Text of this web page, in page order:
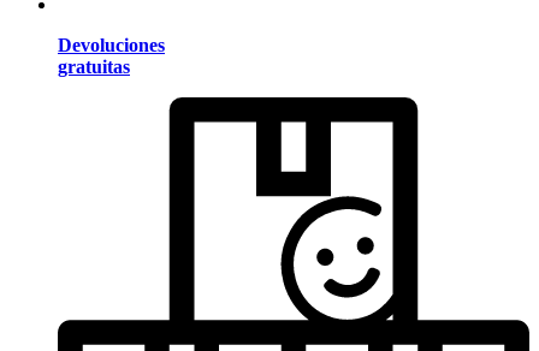
Devoluciones
gratuitas